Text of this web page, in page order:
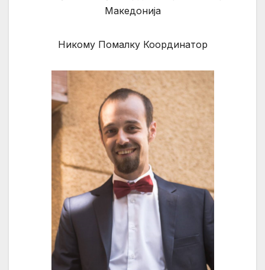
Македонија
Никому Помалку Координатор